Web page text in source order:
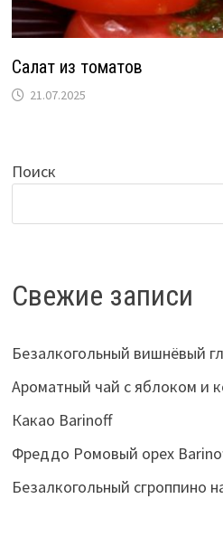
Салат из томатов
21.07.2025
Поиск
Свежие записи
Безалкогольный вишнёвый
Ароматный чай с яблоком и
Какао Barinoff
Фреддо Ромовый орех
Безалкогольный сгроппино